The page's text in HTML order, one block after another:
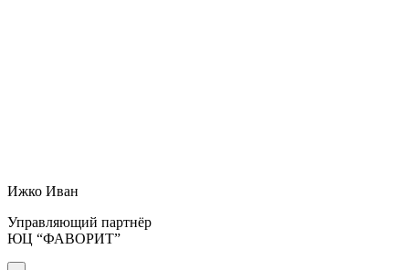
Ижко Иван
Управляющий партнёр
ЮЦ “ФАВОРИТ”